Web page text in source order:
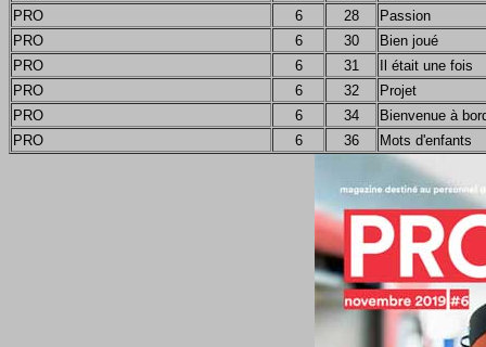
PRO
6 28
Passion
PRO
6 30
Bien joué
PRO
6 31
Il était une fois
PRO
6 32
Projet
PRO
6 34
Bienvenue à
PRO
6 36 Mots d'enfants